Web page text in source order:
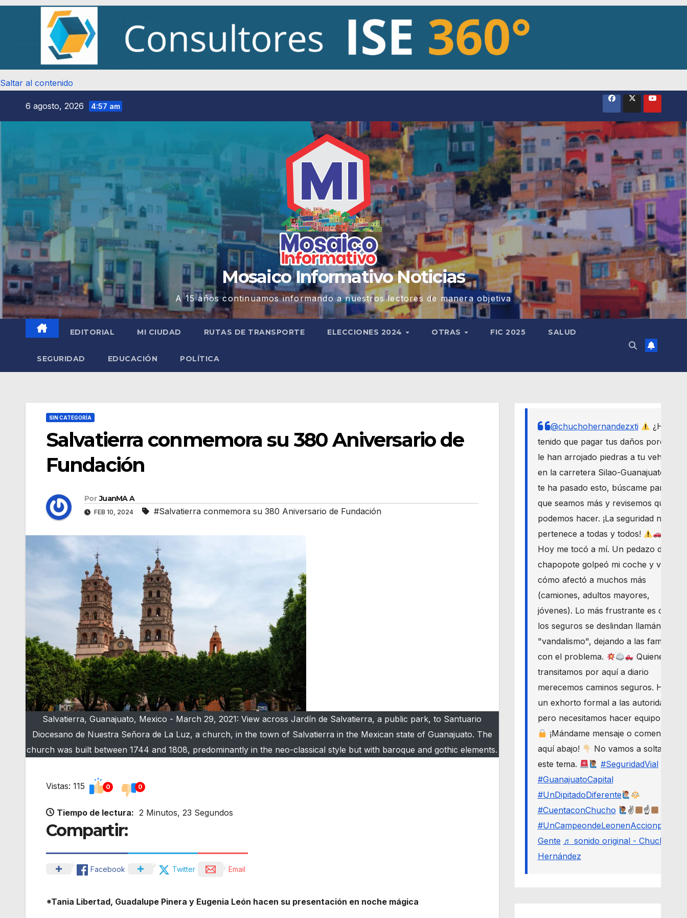
Saltar al contenido
6 agosto, 2026 4:57 am
Mosaico Informativo Noticias
A 15 años continuamos informando a nuestros lectores de manera objetiva
EDITORIAL MI CIUDAD RUTAS DE TRANSPORTE ELECCIONES 2024 OTRAS FIC 2025 SALUD
SEGURIDAD EDUCACIÓN POLÍTICA
SIN CATEGORÍA
Salvatierra conmemora su 380 Aniversario de
Fundación
Por JuanMA A
FEB 10, 2024 #Salvatierra conmemora su 380 Aniversario de Fundación
Salvatierra, Guanajuato, Mexico - March 29, 2021: View across Jardín de Salvatierra, a public park, to Santuario
Diocesano de Nuestra Señora de La Luz, a church, in the town of Salvatierra in the Mexican state of Guanajuato. The
church was built between 1744 and 1808, predominantly in the neo-classical style but with baroque and gothic elements.
Vistas: 115 0 0
Tiempo de lectura: 2 Minutos, 23 Segundos
Compartir:
Facebook Twitter Email
*Tania Libertad, Guadalupe Pinera y Eugenia León hacen su presentación en noche mágica
@chuchohernandezxti
¿Has
tenido que pagar tus daños porque
le han arrojado piedras a tu vehículo
en la carretera Silao-Guanajuato? Si
te ha pasado esto, búscame para
que seamos más y revisemos qué
podemos hacer. ¡La seguridad nos
pertenece a todas y todos!
Hoy me tocó a mí. Un pedazo de
chapopote golpeó mi coche y vi
cómo afectó a muchos más
(camiones, adultos mayores,
jóvenes). Lo más frustrante es que
los seguros se deslindan llamándolo
"vandalismo", dejando a las familias
con el problema.
Quienes
transitamos por aquí a diario
merecemos caminos seguros. Haré
un exhorto formal a las autoridades,
pero necesitamos hacer equipo.
¡Mándame mensaje o comenta
aquí abajo!
No vamos a soltar
este tema.
#SeguridadVial
#GuanajuatoCapital
#UnDipitadoDiferente
#CuentaconChucho
✌
☝
#UnCampeondeLeonenAccionporLa
Gente ♬ sonido original - Chucho
Hernández